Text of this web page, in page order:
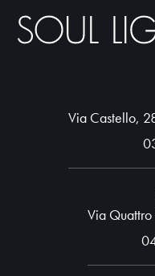
Via Castello,
Via